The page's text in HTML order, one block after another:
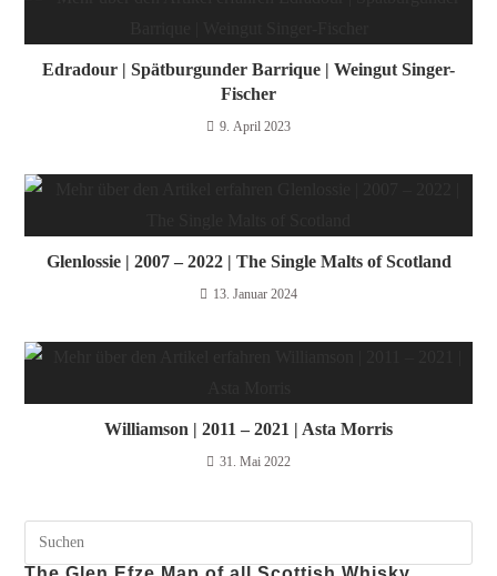
Edradour | Spätburgunder Barrique | Weingut Singer-
Fischer
9. April 2023
Glenlossie | 2007 – 2022 | The Single Malts of Scotland
13. Januar 2024
Williamson | 2011 – 2021 | Asta Morris
31. Mai 2022